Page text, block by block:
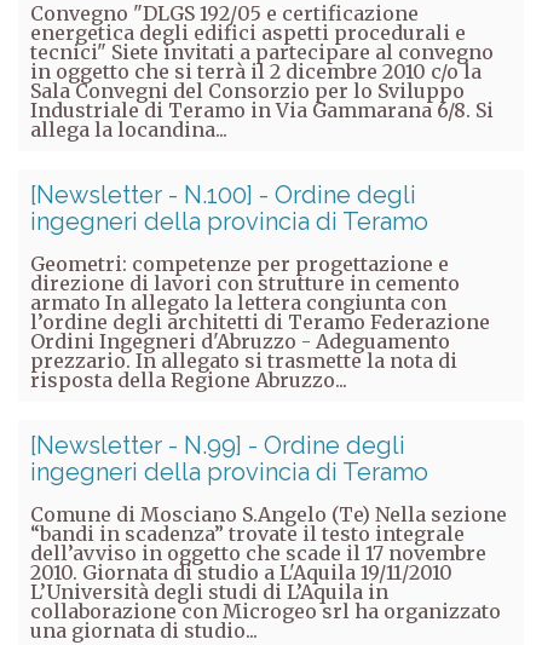
Convegno "DLGS 192/05 e certificazione
energetica degli edifici aspetti procedurali e
tecnici" Siete invitati a partecipare al convegno
in oggetto che si terrà il 2 dicembre 2010 c/o la
Sala Convegni del Consorzio per lo Sviluppo
Industriale di Teramo in Via Gammarana 6/8. Si
allega la locandina...
[Newsletter - N.100] - Ordine degli
ingegneri della provincia di Teramo
Geometri: competenze per progettazione e
direzione di lavori con strutture in cemento
armato In allegato la lettera congiunta con
l’ordine degli architetti di Teramo Federazione
Ordini Ingegneri d'Abruzzo - Adeguamento
prezzario. In allegato si trasmette la nota di
risposta della Regione Abruzzo...
[Newsletter - N.99] - Ordine degli
ingegneri della provincia di Teramo
Comune di Mosciano S.Angelo (Te) Nella sezione
“bandi in scadenza” trovate il testo integrale
dell’avviso in oggetto che scade il 17 novembre
2010. Giornata di studio a L'Aquila 19/11/2010
L’Università degli studi di L’Aquila in
collaborazione con Microgeo srl ha organizzato
una giornata di studio...